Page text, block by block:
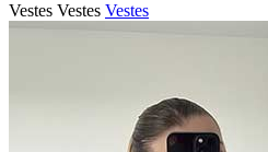
Vestes Vestes Vestes